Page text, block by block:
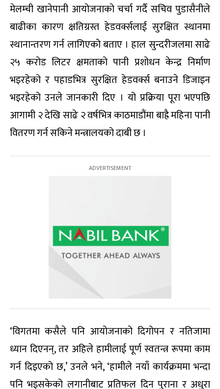
मेलम्ची खानेपानी आयोजनाको चर्चा गर्दै सचिव पुडासैनीले
बाढीका कारण क्षतिग्रस्त हेडवर्क्सलाई सुरक्षित स्थानमा
स्थानान्तरण गर्न लागिएको बताए । हाल सुन्दरीजलमा साढे
२५ करोड लिटर क्षमताको पानी प्रशोधन केन्द्र निर्माण
भइरहेको र पहाडभित्र सुरक्षित हेडवर्क्स बनाउने डिजाइन
भइरहेको उनले जानकारी दिए । यो प्रक्रिया पूरा भएपछि
आगामी २ देखि साढे २ वर्षभित्र काठमाडौंमा बाह्रै महिना पानी
वितरण गर्न सकिने मन्त्रालयको दाबी छ ।
‘विगतमा कसैले पनि आयोजनाको दिगोपन र नतिजामा
ध्यान दिएनन्, तर अहिले हामीलाई पूर्ण स्वतन्त्र रूपमा काम
गर्न दिइएको छ,’ उनले भने, ‘हामीले नयाँ कार्यक्रममा भन्दा
पनि भइसकेको लगानीबाट प्रतिफल दिन पुराना र अधुरा